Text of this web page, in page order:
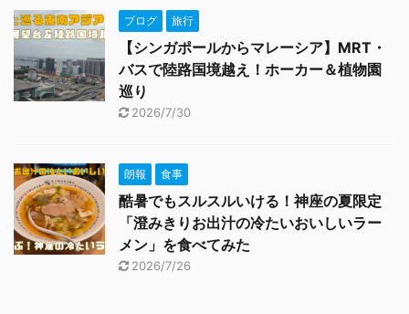
ブログ 旅行
【シンガポールからマレーシア】MRT・
バスで陸路国境越え！ホーカー＆植物園
巡り
2026/7/30
朗報 食事
酷暑でもスルスルいける！神座の夏限定
「澄みきりお出汁の冷たいおいしいラー
メン」を食べてみた
2026/7/26